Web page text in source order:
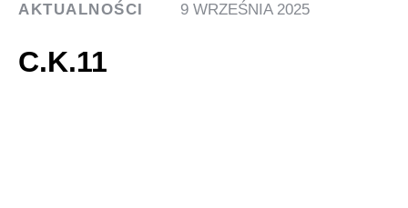
AKTUALNOŚCI 9 WRZEŚNIA 2025
C.K.11